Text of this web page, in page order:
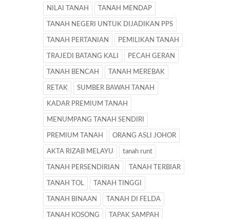
NILAI TANAH TANAH MENDAP
TANAH NEGERI UNTUK DIJADIKAN PPS
TANAH PERTANIAN PEMILIKAN TANAH
TRAJEDI BATANG KALI PECAH GERAN
TANAH BENCAH TANAH MEREBAK
RETAK SUMBER BAWAH TANAH
KADAR PREMIUM TANAH
MENUMPANG TANAH SENDIRI
PREMIUM TANAH ORANG ASLI JOHOR
AKTA RIZAB MELAYU tanah runt
TANAH PERSENDIRIAN TANAH TERBIAR
TANAH TOL TANAH TINGGI
TANAH BINAAN TANAH DI FELDA
TANAH KOSONG TAPAK SAMPAH